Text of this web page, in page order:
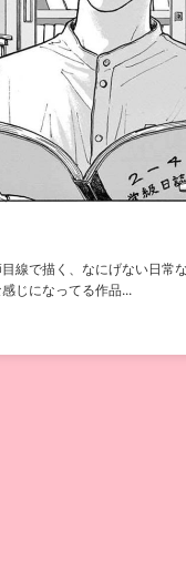
線で描く、なにげない日常
じになってる作品...